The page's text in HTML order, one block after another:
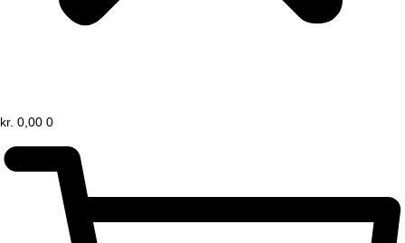
kr. 0,00 0